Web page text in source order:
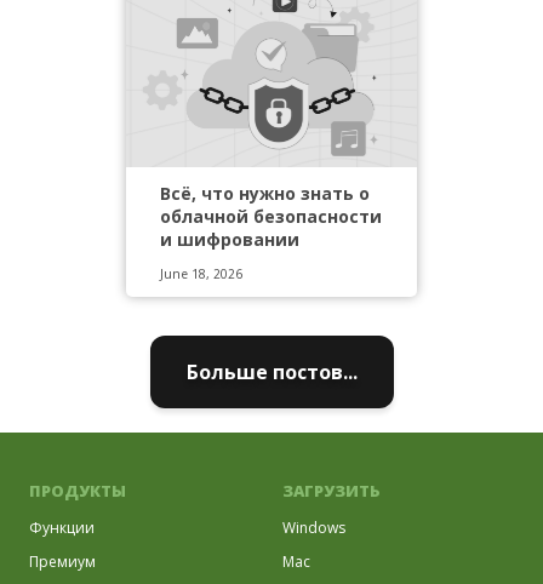
Всё, что нужно знать о
облачной безопасности
и шифровании
June 18, 2026
Больше постов...
ПРОДУКТЫ
Функции
Премиум
ЗАГРУЗИТЬ
Windows
Mac